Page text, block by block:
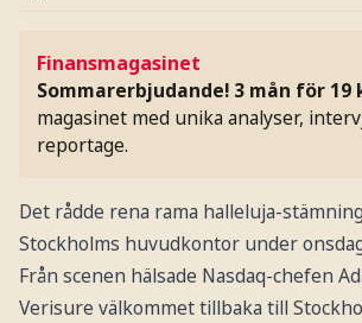
Finansmagasinet
Sommarerbjudande! 3 mån för 19
magasinet med unika analyser,
reportage.
Det rådde rena rama halleluja-
Stockholms huvudkontor under
Från scenen hälsade Nasdaq-chefen
Verisure välkommet tillbaka till